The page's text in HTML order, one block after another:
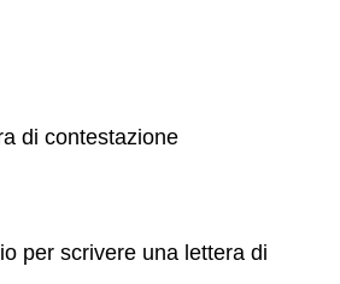
di contestazione
per scrivere una lettera di